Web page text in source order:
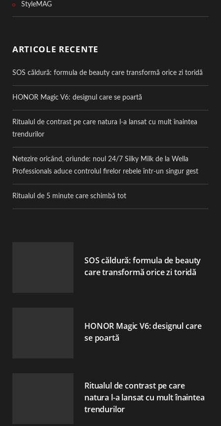
StyleMAG
ARTICOLE RECENTE
SOS căldură: formula de beauty care transformă orice zi toridă
HONOR Magic V6: designul care se poartă
Ritualul de contrast pe care natura l-a lansat cu mult înaintea
trendurilor
Netezire oricând, oriunde: noul 24/7 Silky Milk de la Wella
Professionals aduce controlul firelor rebele într-un singur gest
Ritualul de 5 minute care schimbă tot
SOS căldură: formula de beauty
care transformă orice zi toridă
HONOR Magic V6: designul care
se poartă
Ritualul de contrast pe care
natura l-a lansat cu mult înaintea
trendurilor